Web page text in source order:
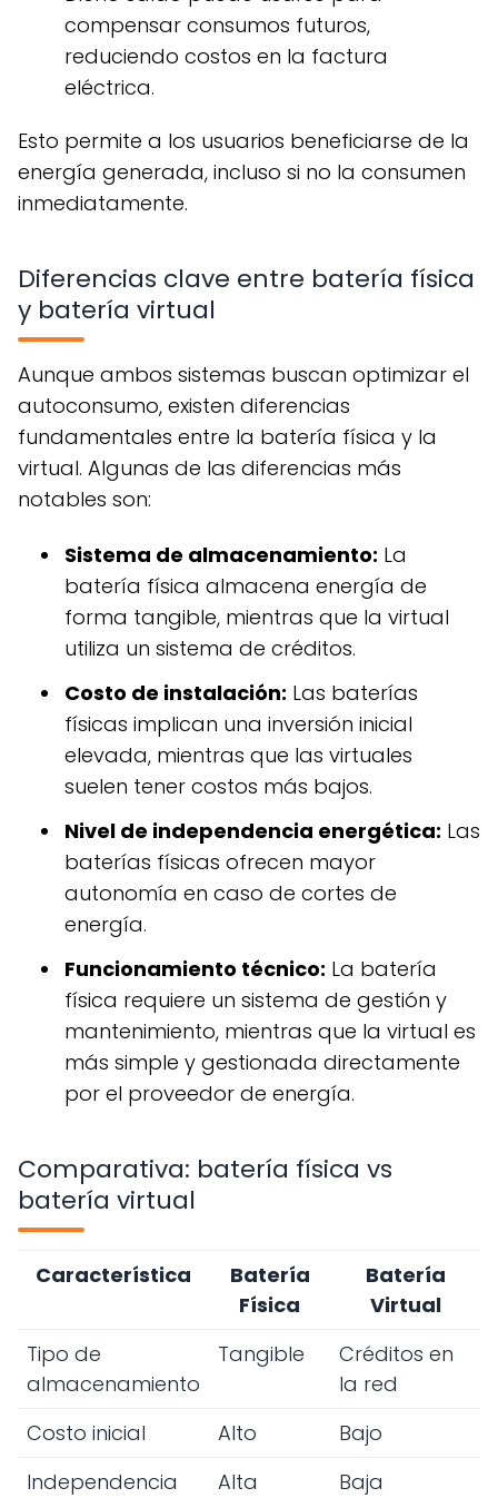
compensar consumos futuros,
reduciendo costos en la factura
eléctrica.
Esto permite a los usuarios beneficiarse de la
energía generada, incluso si no la consumen
inmediatamente.
Diferencias clave entre batería física
y batería virtual
Aunque ambos sistemas buscan optimizar el
autoconsumo, existen diferencias
fundamentales entre la batería física y la
virtual. Algunas de las diferencias más
notables son:
Sistema de almacenamiento: La
batería física almacena energía de
forma tangible, mientras que la virtual
utiliza un sistema de créditos.
Costo de instalación: Las baterías
físicas implican una inversión inicial
elevada, mientras que las virtuales
suelen tener costos más bajos.
Nivel de independencia energética: Las
baterías físicas ofrecen mayor
autonomía en caso de cortes de
energía.
Funcionamiento técnico: La batería
física requiere un sistema de gestión y
mantenimiento, mientras que la virtual es
más simple y gestionada directamente
por el proveedor de energía.
Comparativa: batería física vs
batería virtual
Característica
Batería
Física
Batería
Virtual
Tipo de
almacenamiento
Tangible
Créditos en
la red
Costo inicial
Alto
Bajo
Independencia
Alta
Baja